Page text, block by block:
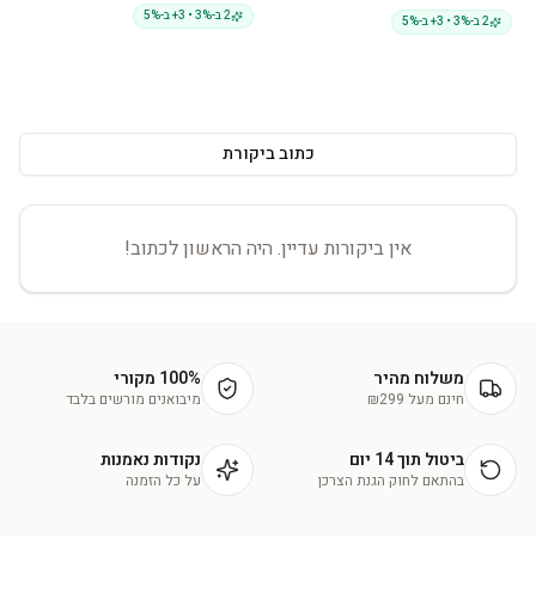
2 ב-3% • 3+ ב-5% 2 ב-3% • 3+ ב-5%
כתוב ביקורת
אין ביקורות עדיין. היה הראשון לכתוב!
משלוח מהיר
חינם מעל ₪299
100% מקורי
מיבואנים מורשים בלבד
ביטול תוך 14 יום
בהתאם לחוק הגנת הצרכן
נקודות נאמנות
על כל הזמנה